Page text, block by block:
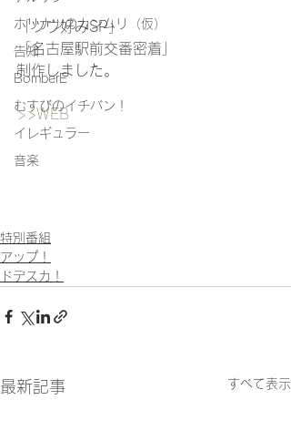
ホリナツのカンムリ（仮）
告知
BomberE
むすびのイチバン！
イレギュラー
音楽
「ツウ好みSP」
「名古屋駅前交番密着」
制作しました。
>>WEB
特別番組
アップ！
ドデスカ！
最新記事 すべて表示